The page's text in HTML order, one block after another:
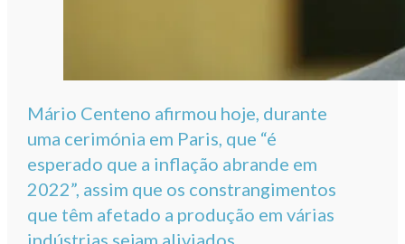
Mário Centeno afirmou hoje, durante
uma cerimónia em Paris, que “é
esperado que a inflação abrande em
2022”, assim que os constrangimentos
que têm afetado a produção em várias
indústrias sejam aliviados.